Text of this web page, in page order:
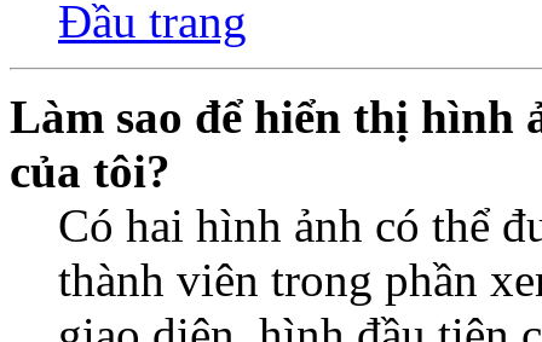
Đầu trang
Làm sao để hiển thị hình
của tôi?
Có hai hình ảnh có thể
thành viên trong phần